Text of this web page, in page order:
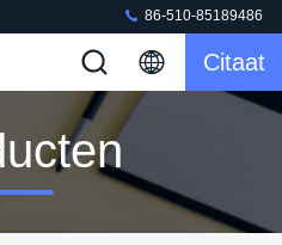
86-510-85189486
Citaat